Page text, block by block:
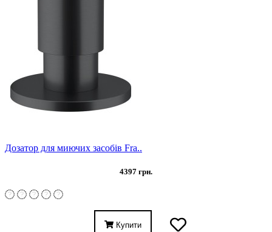
Дозатор для миючих засобів Fra..
4397 грн.
Купити